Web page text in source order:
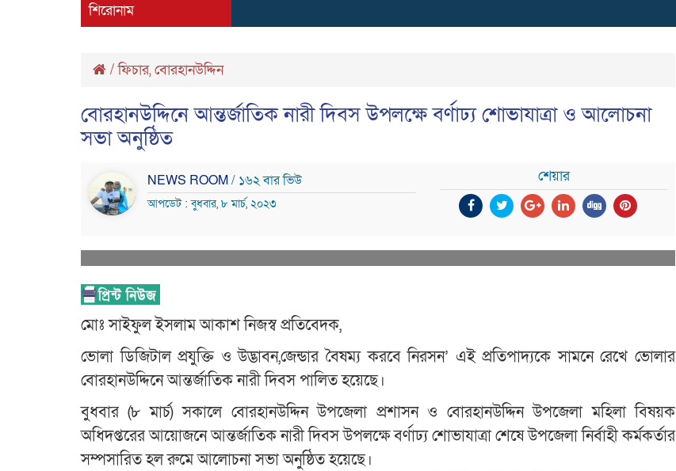
শিরোনাম
/ফিচার,বোরহানউদ্দিন
বোরহানউদ্দিনে আন্তর্জাতিক নারী দিবস উপলক্ষে বর্ণাঢ্য শোভাযাত্রা ও আলোচনা
সভা অনুষ্ঠিত
NEWS ROOM/ ১৬২ বার ভিউ
আপডেট : বুধবার, ৮ মার্চ, ২০২৩
শেয়ার
মোঃ সাইফুল ইসলাম আকাশ নিজস্ব প্রতিবেদক,
ভোলা ডিজিটাল প্রযুক্তি ও উদ্ভাবন,জেন্ডার বৈষম্য করবে নিরসন’ এই প্রতিপাদ্যকে সামনে রেখে ভোলার
বোরহানউদ্দিনে আন্তর্জাতিক নারী দিবস পালিত হয়েছে।
বুধবার (৮ মার্চ) সকালে বোরহানউদ্দিন উপজেলা প্রশাসন ও বোরহানউদ্দিন উপজেলা মহিলা বিষয়ক
অধিদপ্তরের আয়োজনে আন্তর্জাতিক নারী দিবস উপলক্ষে বর্ণাঢ্য শোভাযাত্রা শেষে উপজেলা নির্বাহী কর্মকর্তার
সম্পসারিত হল রুমে আলোচনা সভা অনুষ্ঠিত হয়েছে।